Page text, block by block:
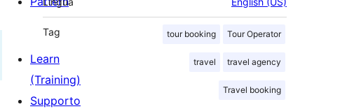
Tag tour booking Tour Operator
travel travel agency
Travel booking
Learn
(Training)
Supporto